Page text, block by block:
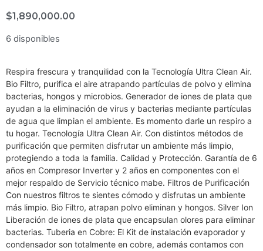
$1,890,000.00
6 disponibles
Respira frescura y tranquilidad con la Tecnología Ultra Clean Air.
Bio Filtro, purifica el aire atrapando partículas de polvo y elimina
bacterias, hongos y microbios. Generador de iones de plata que
ayudan a la eliminación de virus y bacterias mediante partículas
de agua que limpian el ambiente. Es momento darle un respiro a
tu hogar. Tecnología Ultra Clean Air. Con distintos métodos de
purificación que permiten disfrutar un ambiente más limpio,
protegiendo a toda la familia. Calidad y Protección. Garantía de 6
años en Compresor Inverter y 2 años en componentes con el
mejor respaldo de Servicio técnico mabe. Filtros de Purificación
Con nuestros filtros te sientes cómodo y disfrutas un ambiente
más limpio. Bio Filtro, atrapan polvo eliminan y hongos. Silver Ion
Liberación de iones de plata que encapsulan olores para eliminar
bacterias. Tuberia en Cobre: El Kit de instalación evaporador y
condensador son totalmente en cobre, además contamos con